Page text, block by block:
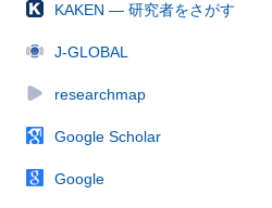
KAKEN — 研究者をさがす
J-GLOBAL
researchmap
Google Scholar
Google